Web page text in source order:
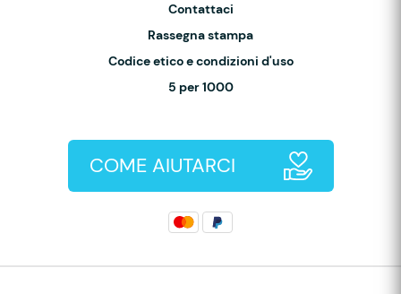
Contattaci
Rassegna stampa
Codice etico e condizioni d'uso
5 per 1000
COME AIUTARCI